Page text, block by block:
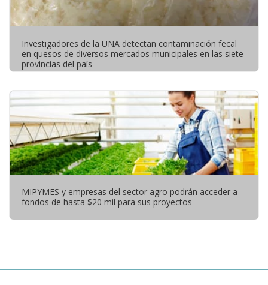
Investigadores de la UNA detectan contaminación fecal
en quesos de diversos mercados municipales en las siete
provincias del país
MIPYMES y empresas del sector agro podrán acceder a
fondos de hasta $20 mil para sus proyectos